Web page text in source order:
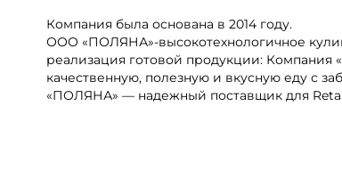
Компания была основана в 2014 году.
ООО «ПОЛЯНА»-высокотехнологичное
реализация готовой продукции: Компания
качественную, полезную и вкусную еду с
«ПОЛЯНА» — надежный поставщик для